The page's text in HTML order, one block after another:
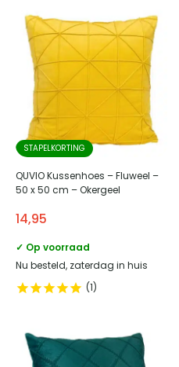
STAPELKORTING
QUVIO Kussenhoes – Fluweel –
50 x 50 cm – Okergeel
14,95
✓ Op voorraad
Nu besteld, zaterdag in huis
1